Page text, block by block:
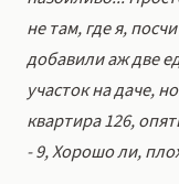
не там, где я,
добавили аж две
участок на даче,
квартира 126,
- 9, Хорошо ли,